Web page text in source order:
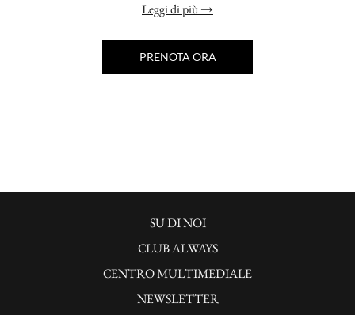
Leggi di più
PRENOTA ORA
SU DI NOISI
APRE
NUOVA
CLUB ALWAYS
CENTRO MULTIMEDIALESI
NEWSLETTER